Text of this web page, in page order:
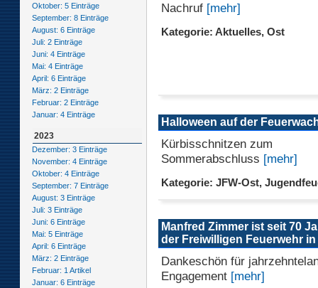
Oktober: 5 Einträge
September: 8 Einträge
August: 6 Einträge
Juli: 2 Einträge
Juni: 4 Einträge
Mai: 4 Einträge
April: 6 Einträge
März: 2 Einträge
Februar: 2 Einträge
Januar: 4 Einträge
2023
Dezember: 3 Einträge
November: 4 Einträge
Oktober: 4 Einträge
September: 7 Einträge
August: 3 Einträge
Juli: 3 Einträge
Juni: 6 Einträge
Mai: 5 Einträge
April: 6 Einträge
März: 2 Einträge
Februar: 1 Artikel
Januar: 6 Einträge
Nachruf [mehr]
Kategorie: Aktuelles, Ost
Halloween auf der
Kürbisschnitzen zum
Sommerabschluss [mehr]
Kategorie: JFW-Ost,
Manfred Zimmer ist seit 70
der Freiwilligen Feuerwehr
Dankeschön für
Engagement [mehr]